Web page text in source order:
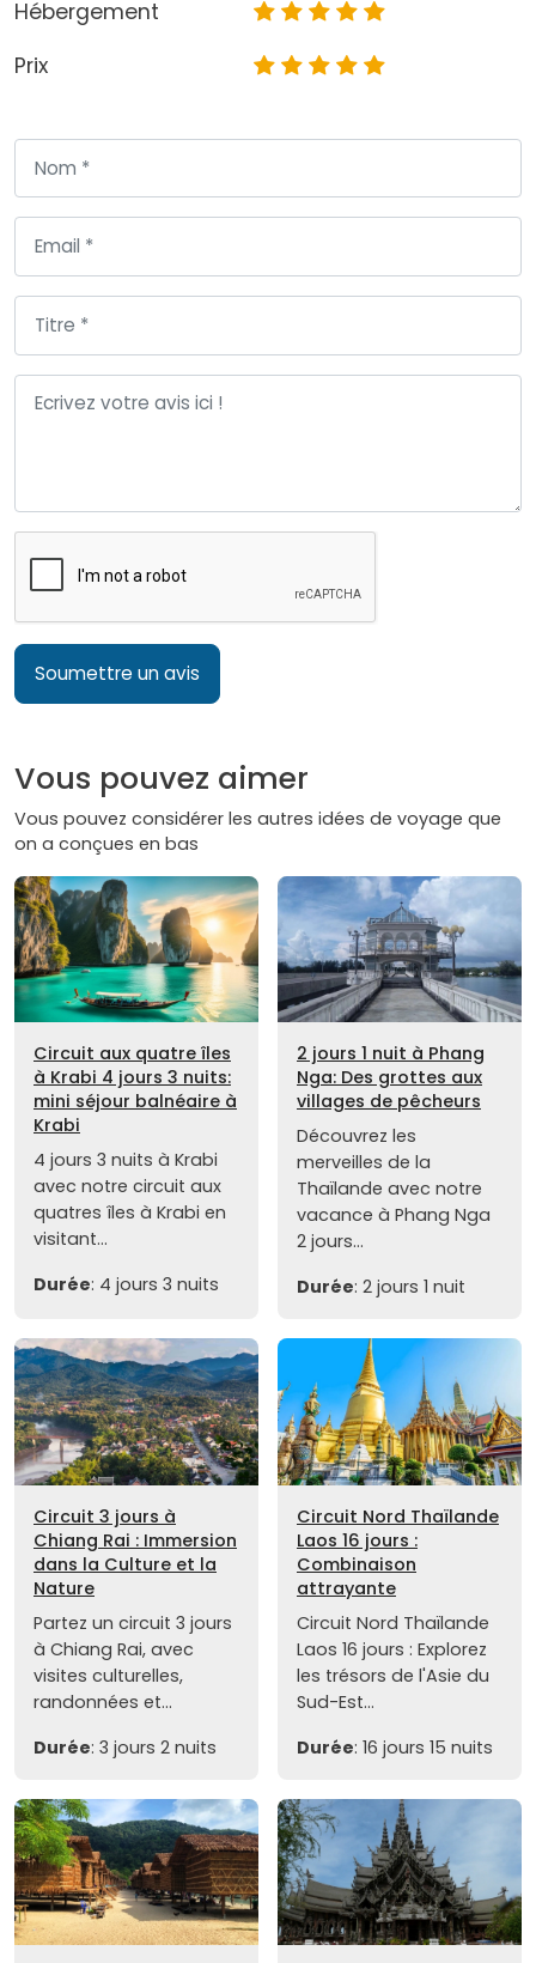
Hébergement
Prix
Soumettre un avis
Vous pouvez aimer
Vous pouvez considérer les autres idées de voyage que
on a conçues en bas
Circuit aux quatre îles
à Krabi 4 jours 3 nuits:
mini séjour balnéaire à
Krabi
4 jours 3 nuits à Krabi
avec notre circuit aux
quatres îles à Krabi en
visitant...
Durée: 4 jours 3 nuits
2 jours 1 nuit à Phang
Nga: Des grottes aux
villages de pêcheurs
Découvrez les
merveilles de la
Thaïlande avec notre
vacance à Phang Nga
2 jours...
Durée: 2 jours 1 nuit
Circuit 3 jours à
Chiang Rai : Immersion
dans la Culture et la
Nature
Partez un circuit 3 jours
à Chiang Rai, avec
visites culturelles,
randonnées et...
Durée: 3 jours 2 nuits
Circuit Nord Thaïlande
Laos 16 jours :
Combinaison
attrayante
Circuit Nord Thaïlande
Laos 16 jours : Explorez
les trésors de l'Asie du
Sud-Est...
Durée: 16 jours 15 nuits